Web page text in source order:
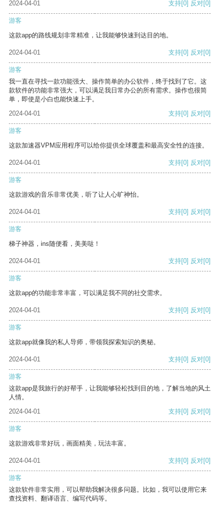
2024-04-01 支持[0] 反对[0]
游客
这款app的路线规划非常精准，让我能够快速到达目的地。
2024-04-01 支持[0] 反对[0]
游客
我一直在寻找一款功能强大、操作简单的办公软件，终于找到了它。这
款软件的功能非常强大，可以满足我日常办公的所有需求。操作也很简
单，即使是小白也能快速上手。
2024-04-01
支持[0] 反对[0]
游客
这款加速器VPM应用程序可以给你提供全球覆盖和最高安全性的连接。
2024-04-01 支持[0] 反对[0]
游客
这款游戏的音乐非常优美，听了让人心旷神怡。
2024-04-01 支持[0] 反对[0]
游客
梯子神器，ins随便看，美美哒！
2024-04-01 支持[0] 反对[0]
游客
这款app的功能非常丰富，可以满足我不同的社交需求。
2024-04-01 支持[0] 反对[0]
游客
这款app就像我的私人导师，带领我探索知识的奥秘。
2024-04-01 支持[0] 反对[0]
游客
这款app是我旅行的好帮手，让我能够轻松找到目的地，了解当地的风土
人情。
2024-04-01
支持[0] 反对[0]
游客
这款游戏非常好玩，画面精美，玩法丰富。
2024-04-01 支持[0] 反对[0]
游客
这款软件非常实用，可以帮助我解决很多问题。比如，我可以使用它来
查找资料、翻译语言、编写代码等。